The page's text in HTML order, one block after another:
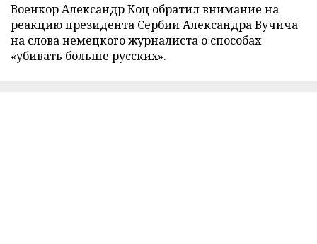
Военкор Александр Коц обратил внимание на
реакцию президента Сербии Александра Вучича
на слова немецкого журналиста о способах
«убивать больше русских».